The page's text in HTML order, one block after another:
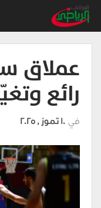
عملاق
رائع
في 10 تموز , 2025